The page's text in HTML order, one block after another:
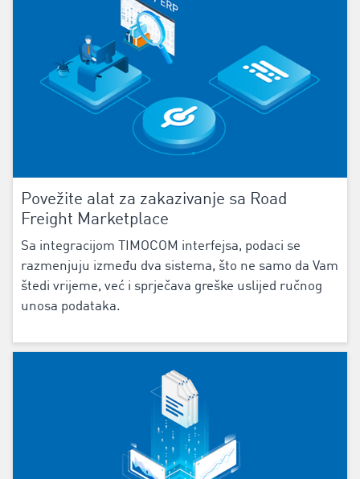
Povežite alat za zakazivanje sa Road
Freight Marketplace
Sa integracijom ‌TIMOCOM interfejsa‌, podaci se
razmenjuju između dva sistema, što ne samo da Vam
štedi vrijeme, već i sprječava greške uslijed ručnog
unosa podataka.